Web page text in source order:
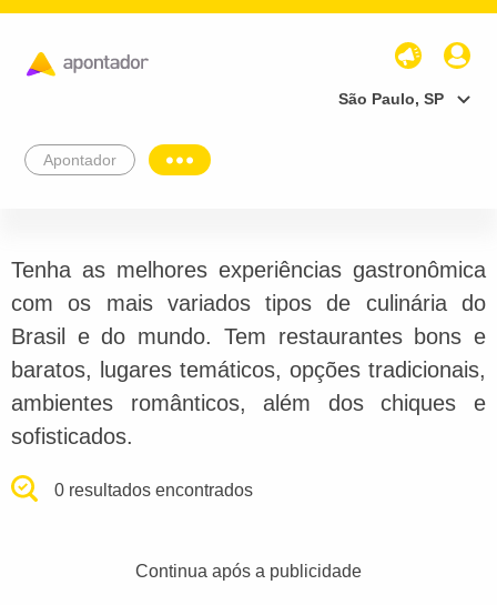
São Paulo, SP
Apontador
Tenha as melhores experiências gastronômica
com os mais variados tipos de culinária do
Brasil e do mundo. Tem restaurantes bons e
baratos, lugares temáticos, opções tradicionais,
ambientes românticos, além dos chiques e
sofisticados.
0 resultados encontrados
Continua após a publicidade